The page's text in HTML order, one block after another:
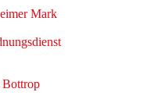
Mark
Bottrop